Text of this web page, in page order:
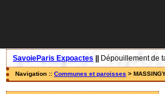
SavoieParis Expoactes Dépouillement de
Navigation :: Communes et paroisses >